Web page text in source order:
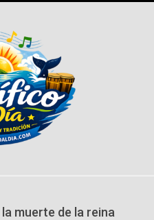
muerte de la reina